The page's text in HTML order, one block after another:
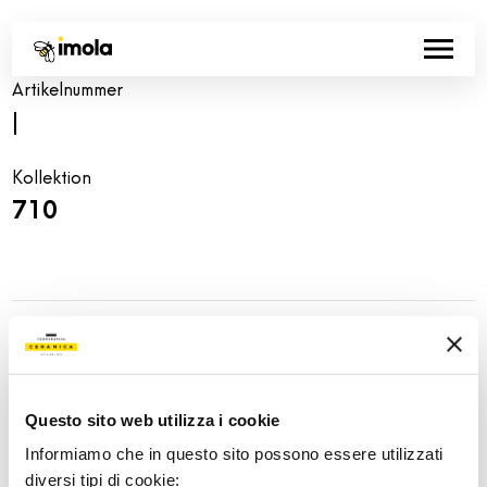
Questo sito web utilizza i cookie
Informiamo che in questo sito possono essere utilizzati
diversi tipi di cookie:
Artikelnummer
Kollektion
710
Share: